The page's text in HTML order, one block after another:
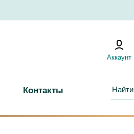
Аккаунт
Контакты